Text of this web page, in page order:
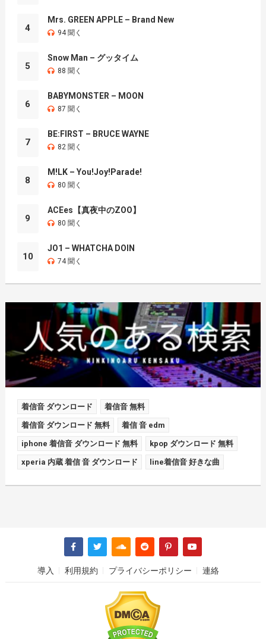
4
Mrs. GREEN APPLE – Brand New
94 聞く
5
Snow Man – グッタイム
88 聞く
6
BABYMONSTER – MOON
87 聞く
7
BE:FIRST – BRUCE WAYNE
82 聞く
8
M!LK – You!Joy!Parade!
80 聞く
9
ACEes【真夜中のZOO】
80 聞く
10
JO1 – WHATCHA DOIN
74 聞く
着信音 ダウンロード 着信音 無料
着信音 ダウンロード 無料 着信 音 edm
iphone 着信音 ダウンロード 無料 kpop ダウンロード 無料
xperia 内蔵 着信 音 ダウンロード line着信音 好きな曲
導入 利用規約 プライバシーポリシー 連絡